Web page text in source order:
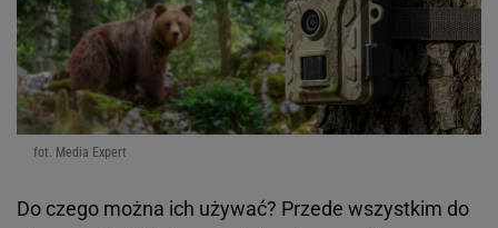
fot. Media Expert
Do czego można ich używać? Przede wszystkim do